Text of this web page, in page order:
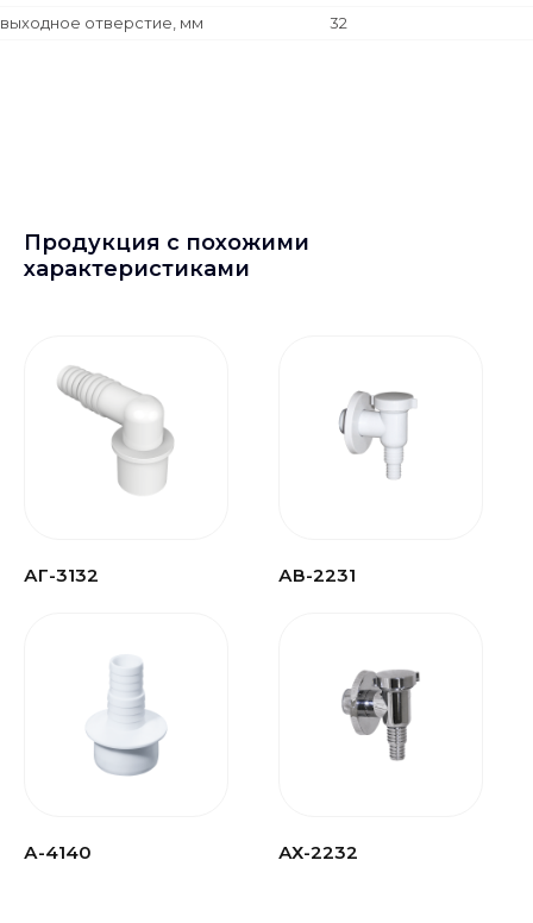
выходное отверстие, мм
32
Продукция с похожими
характеристиками
АГ-3132 АВ-2231
А-4140 АХ-2232